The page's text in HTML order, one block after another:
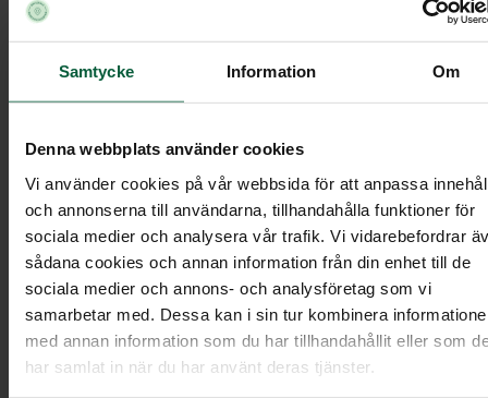
Samtycke Information Om
Denna webbplats använder cookies
Vi använder cookies på vår webbsida för att anpassa
och annonserna till användarna, tillhandahålla funktioner för
sociala medier och analysera vår trafik. Vi vidarebefordrar
sådana cookies och annan information från din enhet till de
sociala medier och annons- och analysföretag som vi
samarbetar med. Dessa kan i sin tur kombinera
med annan information som du har tillhandahållit eller som
har samlat in när du har använt deras tjänster.
Här hittar du inspiration till symboler som kan
användas i dödsannonsen. När du väljer symbol
kan det vara fint att tänka på vad som bäst